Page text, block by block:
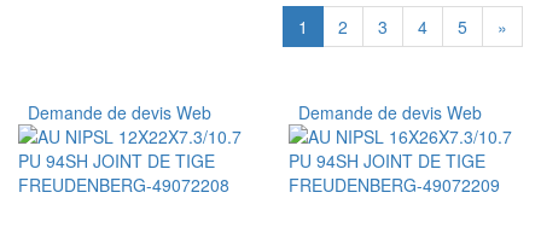
1 2 3 4 5 »
Demande de devis Web Demande de devis Web